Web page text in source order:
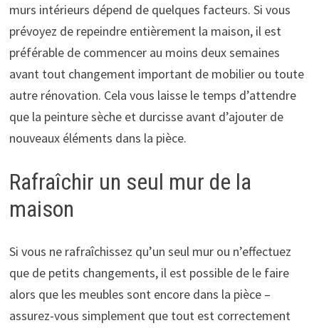
murs intérieurs dépend de quelques facteurs. Si vous
prévoyez de repeindre entièrement la maison, il est
préférable de commencer au moins deux semaines
avant tout changement important de mobilier ou toute
autre rénovation. Cela vous laisse le temps d’attendre
que la peinture sèche et durcisse avant d’ajouter de
nouveaux éléments dans la pièce.
Rafraîchir un seul mur de la
maison
Si vous ne rafraîchissez qu’un seul mur ou n’effectuez
que de petits changements, il est possible de le faire
alors que les meubles sont encore dans la pièce –
assurez-vous simplement que tout est correctement